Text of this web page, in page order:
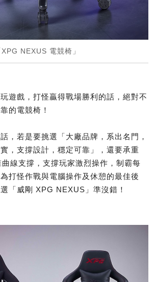
NEXUS 電競椅」
遊戲，打怪贏得戰場勝利的話，絕對不
的電競椅！
，若是要挑選「大廠品牌，系出名門，
，支撐設計，穩定可靠」，還要承重
線支撐，支撐玩家激烈操作，制霸每
打怪作戰與電腦操作及休憩的最佳後
「威剛 XPG NEXUS」準沒錯！